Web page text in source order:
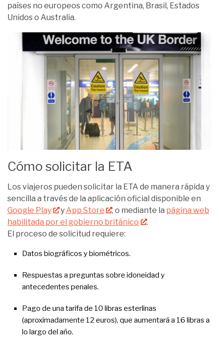
países no europeos como Argentina, Brasil, Estados
Unidos o Australia.
Cómo solicitar la ETA
Los viajeros pueden solicitar la ETA de manera rápida y
sencilla a través de la aplicación oficial disponible en
Google Play
yApp Store , o mediante la página web
habilitada por el gobierno británico
.
El proceso de solicitud requiere:
Datos biográficos y biométricos.
Respuestas a preguntas sobre idoneidad y
antecedentes penales.
Pago de una tarifa de 10 libras esterlinas
(aproximadamente 12 euros), que aumentará a 16 libras a
lo largo del año.